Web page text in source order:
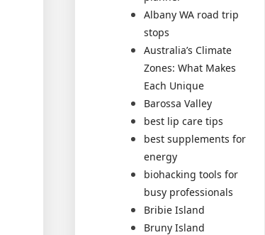
Albany WA road trip
stops
Australia’s Climate
Zones: What Makes
Each Unique
Barossa Valley
best lip care tips
best supplements for
energy
biohacking tools for
busy professionals
Bribie Island
Bruny Island